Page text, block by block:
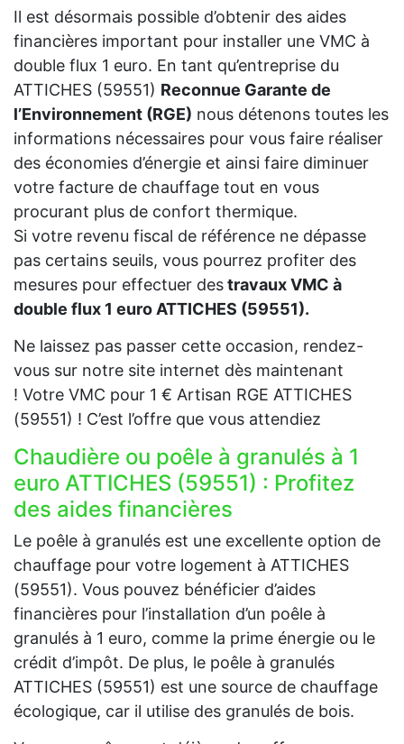
Il est désormais possible d’obtenir des aides
financières important pour installer une VMC à
double flux 1 euro. En tant qu’entreprise du
ATTICHES (59551) Reconnue Garante de
l’Environnement (RGE) nous détenons toutes les
informations nécessaires pour vous faire réaliser
des économies d’énergie et ainsi faire diminuer
votre facture de chauffage tout en vous
procurant plus de confort thermique.
Si votre revenu fiscal de référence ne dépasse
pas certains seuils, vous pourrez profiter des
mesures pour effectuer destravaux VMC à
double flux 1 euro ATTICHES (59551).
Ne laissez pas passer cette occasion, rendez-
vous sur notre site internet dès maintenant
! Votre VMC pour 1 € Artisan RGE ATTICHES
(59551) ! C’est l’offre que vous attendiez
Chaudière ou poêle à granulés à 1
euro ATTICHES (59551) : Profitez
des aides financières
Le poêle à granulés est une excellente option de
chauffage pour votre logement à ATTICHES
(59551). Vous pouvez bénéficier d’aides
financières pour l’installation d’un poêle à
granulés à 1 euro, comme la prime énergie ou le
crédit d’impôt. De plus, le poêle à granulés
ATTICHES (59551) est une source de chauffage
écologique, car il utilise des granulés de bois.